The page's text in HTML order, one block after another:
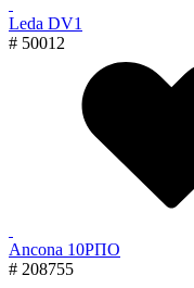
Leda DV1
# 50012
Ancona 10РПО
# 208755